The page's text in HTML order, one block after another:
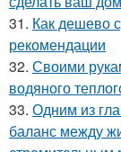
31. Как дешево
рекомендации
32. Своими
водяного
33. Одним из
баланс между